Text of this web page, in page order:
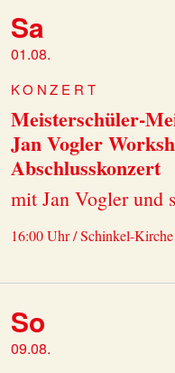
Sa
01.08.
KONZERT
Meisterschüler-
Jan Vogler
Abschlusskonzert
mit Jan Vogler und
16:00 Uhr / Schinkel-Kirche
So
09.08.